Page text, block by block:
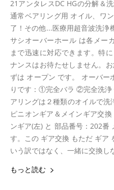
21アンタレスDC HGの分解＆
通常ベアリング用 オイル、ワ
了！その他...医療用超音波洗浄
サシオーバーホール は各メー
まで迅速に対応できます。特
ナンスはお待たせしません。
ずは オープン です。 オーバー
りです：①完全バラ ②完全洗
アリングは２種類のオイルで洗
ピニオンギア＆メインギア交
ンギア(左) と 部品番号：202番
す。この ギア交換 もただ ギア
いう訳ではなく、一緒に交換し
もっと読む